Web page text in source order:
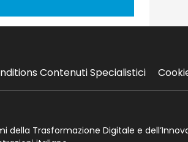
Contenuti Specialistici
Trasformazione Digitale e